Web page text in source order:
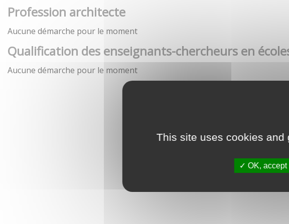
This site uses cookies and
OK, accept
Profession architecte
Aucune démarche pour le moment
Qualification des enseignants-chercheurs en
Aucune démarche pour le moment